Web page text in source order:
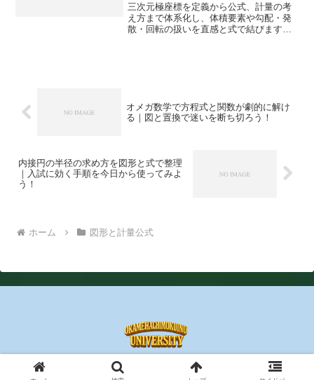
三次元極座標を定義から公式、計量の考
え方まで体系化し、体積要素や勾配・発
散・回転の扱いを直感と式で結びます。
オメガ数学で方程式と関数が劇的に解け
る｜図と置換で迷いを断ち切ろう！
内接円の半径の求め方を図形と式で整理
｜入試に効く手順を今日から使ってみよ
う！
ホーム 図形と計量公式
© 2025 おかめはちもくいぬの数学大学.